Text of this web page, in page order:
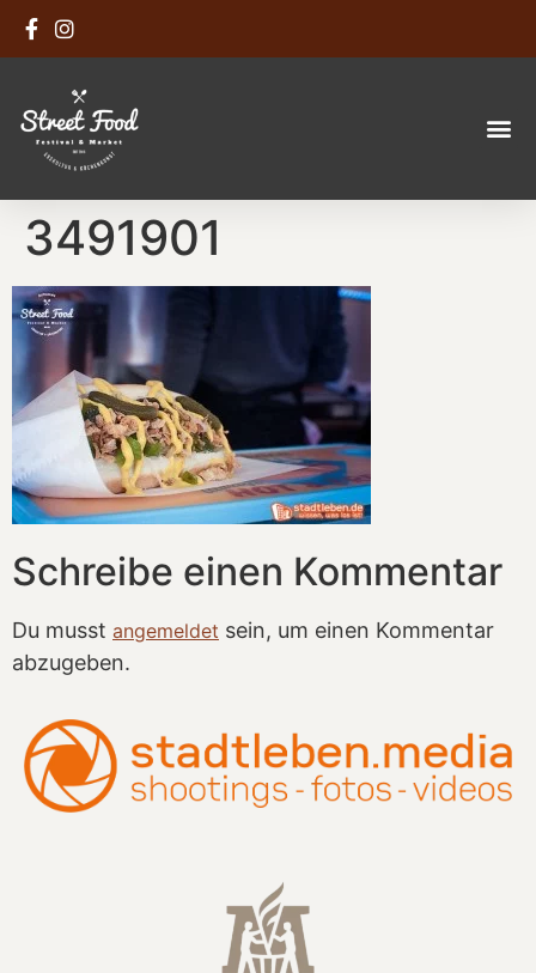
3491901
Schreibe einen Kommentar
Du musst angemeldet sein, um einen Kommentar
abzugeben.